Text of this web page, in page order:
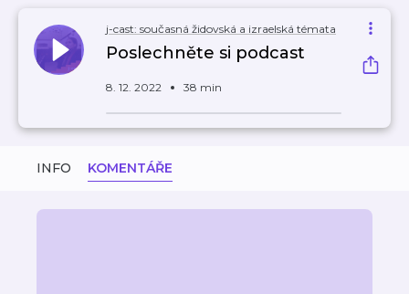
j-cast: současná židovská a izraelská témata
Poslechněte si podcast
8. 12. 2022 38 min
INFO KOMENTÁŘE